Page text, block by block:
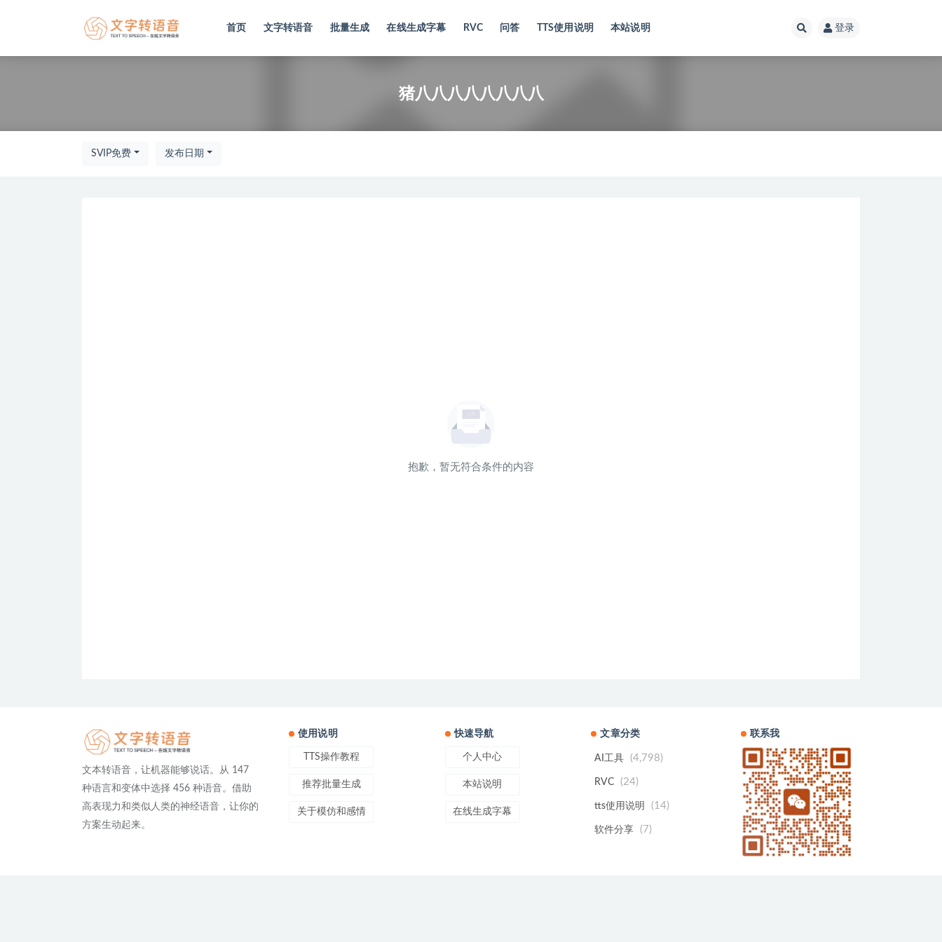
首页 文字转语音 批量生成 在线生成字幕 RVC 问答 TTS使用说明 本站说明 登录
猪八八八八八八八八
SVIP免费 发布日期
抱歉，暂无符合条件的内容
文本转语音，让机器能够说话。从 147
种语言和变体中选择 456 种语音。借助
高表现力和类似人类的神经语音，让你的
方案生动起来。
使用说明
TTS操作教程
推荐批量生成
关于模仿和感情
快速导航
个人中心
本站说明
在线生成字幕
文章分类
AI工具 (4,798)
RVC (24)
tts使用说明 (14)
软件分享 (7)
联系我